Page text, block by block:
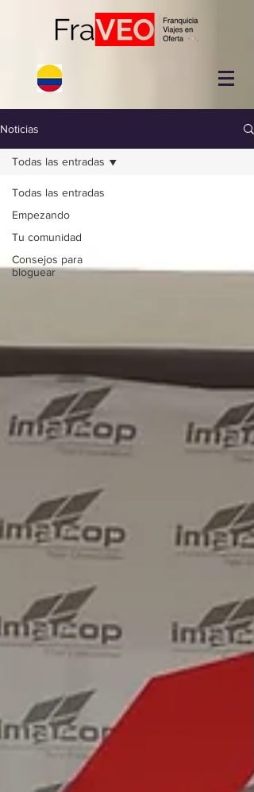
Noticias
Todas las entradas
Empezando
Tu comunidad
Consejos para
bloguear
Todas las entradas